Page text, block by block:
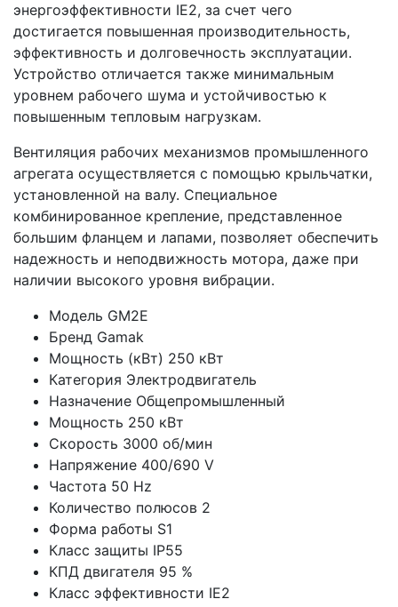
энергоэффективности IE2, за счет чего
достигается повышенная производительность,
эффективность и долговечность эксплуатации.
Устройство отличается также минимальным
уровнем рабочего шума и устойчивостью к
повышенным тепловым нагрузкам.
Вентиляция рабочих механизмов промышленного
агрегата осуществляется с помощью крыльчатки,
установленной на валу. Специальное
комбинированное крепление, представленное
большим фланцем и лапами, позволяет обеспечить
надежность и неподвижность мотора, даже при
наличии высокого уровня вибрации.
Модель GM2E
Бренд Gamak
Мощность (кВт) 250 кВт
Категория Электродвигатель
Назначение Общепромышленный
Мощность 250 кВт
Скорость 3000 об/мин
Напряжение 400/690 V
Частота 50 Hz
Количество полюсов 2
Форма работы S1
Класс защиты IP55
КПД двигателя 95 %
Класс эффективности IE2